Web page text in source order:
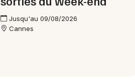
Jusqu'au 09/08/2026
Cannes